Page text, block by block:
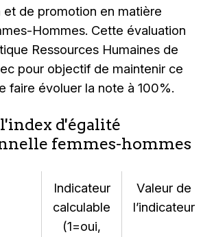
et de promotion en matière
Hommes. Cette évaluation
Ressources Humaines de
pour objectif de maintenir ce
faire évoluer la note à 100%.
d'égalité
femmes-hommes
Indicateur
calculable
(1=oui,
Valeur de
l’indicateur